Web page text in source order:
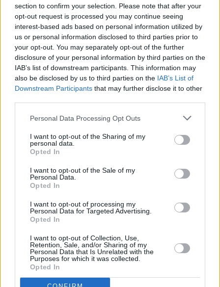
section to confirm your selection. Please note that after your
opt-out request is processed you may continue seeing
interest-based ads based on personal information utilized by
us or personal information disclosed to third parties prior to
your opt-out. You may separately opt-out of the further
disclosure of your personal information by third parties on the
IAB’s list of downstream participants. This information may
also be disclosed by us to third parties on the IAB’s List of
Downstream Participants that may further disclose it to other
Personal Data Processing Opt Outs
I want to opt-out of the Sharing of my
personal data.
Opted In
I want to opt-out of the Sale of my
Personal Data.
Opted In
I want to opt-out of processing my
Personal Data for Targeted Advertising.
Opted In
I want to opt-out of Collection, Use,
Retention, Sale, and/or Sharing of my
Personal Data that Is Unrelated with the
Purposes for which it was collected.
Opted In
naladění na Skylinku
Prima sport - co nabídne v prvním
vysílacím týdnu
O webu parabola.cz•O souborech cookies•
Dovolená u moře •Bazény